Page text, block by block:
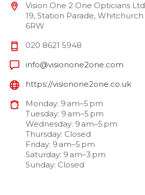
Vision One 2 One Opticians Ltd
19, Station Parade,
6RW
020 8621 5948
info@visionone2one.com
https://visionone2one.co.uk
Monday: 9 am–5 pm
Tuesday: 9 am–5 pm
Wednesday: 9 am–5 pm
Thursday: Closed
Friday: 9 am–5 pm
Saturday: 9 am–3 pm
Sunday: Closed